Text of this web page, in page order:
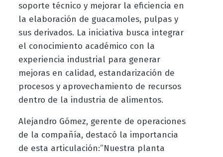
soporte técnico y mejorar la eficiencia en
la elaboración de guacamoles, pulpas y
sus derivados. La iniciativa busca integrar
el conocimiento académico con la
experiencia industrial para generar
mejoras en calidad, estandarización de
procesos y aprovechamiento de recursos
dentro de la industria de alimentos.
Alejandro Gómez, gerente de operaciones
de la compañía, destacó la importancia
de esta articulación:“Nuestra planta